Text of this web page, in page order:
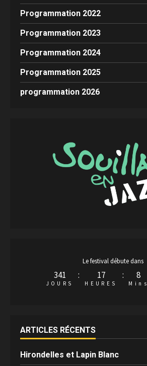
Programmation 2022
Programmation 2023
Programmation 2024
Programmation 2025
programmation 2026
Le festival débute dans
341
JOURS
: 17
HEURES
: 8
Mins
ARTICLES RÉCENTS
Hirondelles et Lapin Blanc